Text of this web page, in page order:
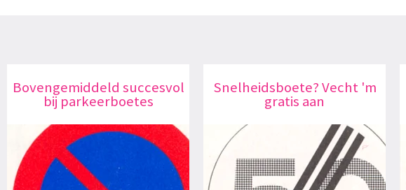
Bovengemiddeld succesvol
bij parkeerboetes
Snelheidsboete? Vecht 'm
gratis aan